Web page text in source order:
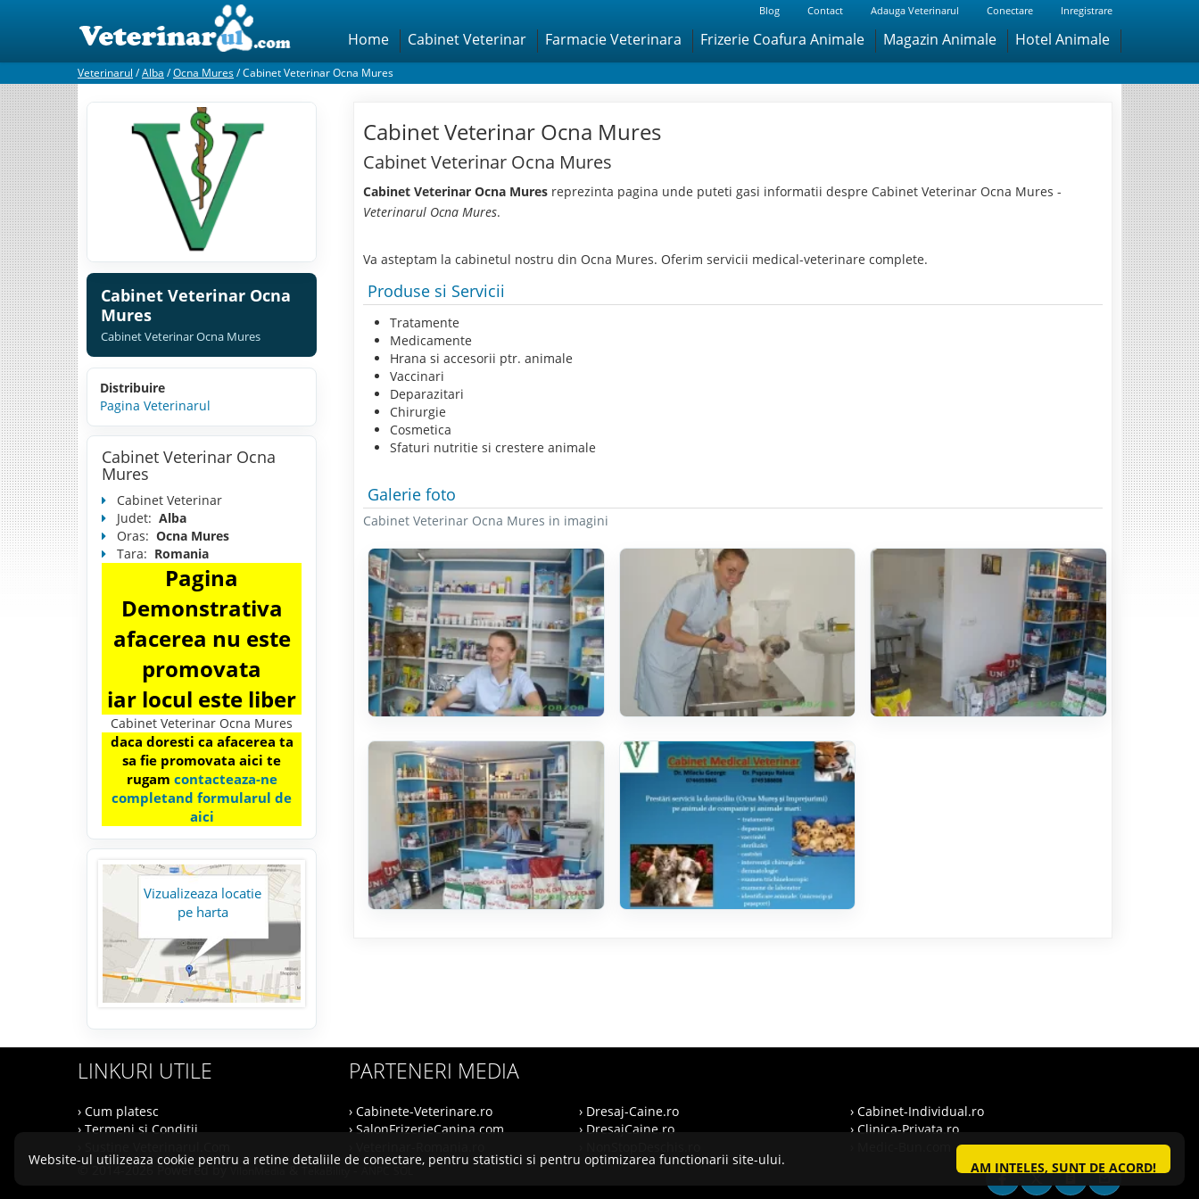
Blog Contact Adauga Veterinarul Conectare Inregistrare
Home Cabinet Veterinar Farmacie Veterinara Frizerie Coafura Animale Magazin Animale Hotel Animale
Veterinarul /Alba /Ocna Mures/Cabinet Veterinar Ocna Mures
Cabinet Veterinar Ocna
Mures
Cabinet Veterinar Ocna Mures
Distribuire
Pagina Veterinarul
Cabinet Veterinar Ocna
Mures
Cabinet Veterinar
Judet: Alba
Oras: Ocna Mures
Tara: Romania
Pagina
Demonstrativa
afacerea nu este
promovata
iar locul este liber
Cabinet Veterinar Ocna Mures
daca doresti ca afacerea ta
sa fie promovata aici te
rugam contacteaza-ne
completand formularul de
aici
Vizualizeaza locatie
pe harta
Cabinet Veterinar Ocna Mures
Cabinet Veterinar Ocna Mures
Cabinet Veterinar Ocna Mures reprezinta pagina unde puteti gasi informatii despre Cabinet Veterinar Ocna Mures -
Veterinarul Ocna Mures.
Va asteptam la cabinetul nostru din Ocna Mures. Oferim servicii medical-veterinare complete.
Produse si Servicii
Tratamente
Medicamente
Hrana si accesorii ptr. animale
Vaccinari
Deparazitari
Chirurgie
Cosmetica
Sfaturi nutritie si crestere animale
Galerie foto
Cabinet Veterinar Ocna Mures in imagini
LINKURI UTILE
› Cum platesc
› Termeni si Conditii
PARTENERI MEDIA
› Cabinete-Veterinare.ro
› SalonFrizerieCanina.com
› Dresaj-Caine.ro
› DresajCaine.ro
› Cabinet-Individual.ro
› Clinica-Privata.ro
© 2014-2026 Powered by
& -
Website-ul utilizeaza cookie pentru a retine detaliile de conectare, pentru statistici si pentru optimizarea functionarii site-ului. AM INTELES, SUNT DE ACORD!